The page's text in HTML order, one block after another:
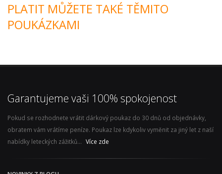
PLATIT MŮŽETE TAKÉ TĚMITO
POUKÁZKAMI
Garantujeme vaši 100% spokojenost
Pokud se rozhodnete vrátit dárkový poukaz do 30 dnů od objednávky,
obratem vám vrátíme peníze. Poukaz lze kdykoliv vyměnit za jiný let z naší
nabídky leteckých zážitků... Více zde